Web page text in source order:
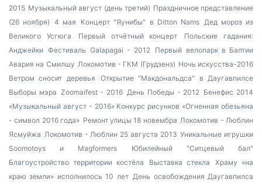
2015 Музыкальный август (день третий) Праздничное представление
(26 ноября)
4 мая Концерт "Яунибы" в Ditton Nams Дед мороз из
Великого Усгюга
Первый отчётный концерт
Польские гадания:
Анджейки Фестиваль Galapagai - 2012 Первый велопарк в Балтии
Авария на Смилшу Локомотив - ГКМ (Грудзенз) Ночь искусства-2016
Ветром сносит деревья
Открытие "Макдональдса" в Даугавпилсе
Выборы мэра Zoomaifest - 2016 День Победы - 2012 Бенефис 2014
«Музыкальный август - 2016» Конкурс рисунков «Огненная обезьяна
- символ 2016 года» Ремонт улицы 18 новембра Локомотив - Люблин
Ясмуйжа Локомотив - Люблин 25 августа 2013 Уникальные игрушки
Soomotoys и Magformers
Юбилейный "Ситцевый бал"
Благоустройство территории костёла
Выставка стекла
Храму «на
краю земли» исполнилось 10 лет День освобождения Даугавпилса